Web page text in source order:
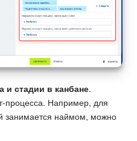
и стадии в канбане.
процесса. Например, для
занимается наймом, можно